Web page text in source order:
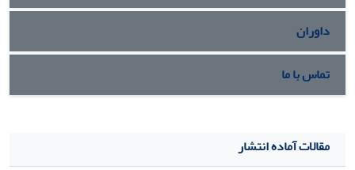
داوران
تماس با ما
مقالات آماده انتشار